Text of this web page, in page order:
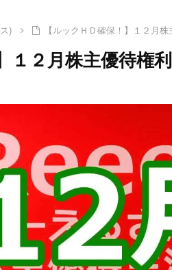
) 【ルックＨＤ確保！】１２月
１２月株主優待権